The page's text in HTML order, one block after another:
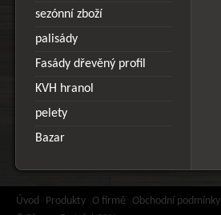
sezónní zboží
palisády
Fasády dřevěný profil
KVH hranol
pelety
Bazar
Úvod Produkty O firmě Obchodní podmínky